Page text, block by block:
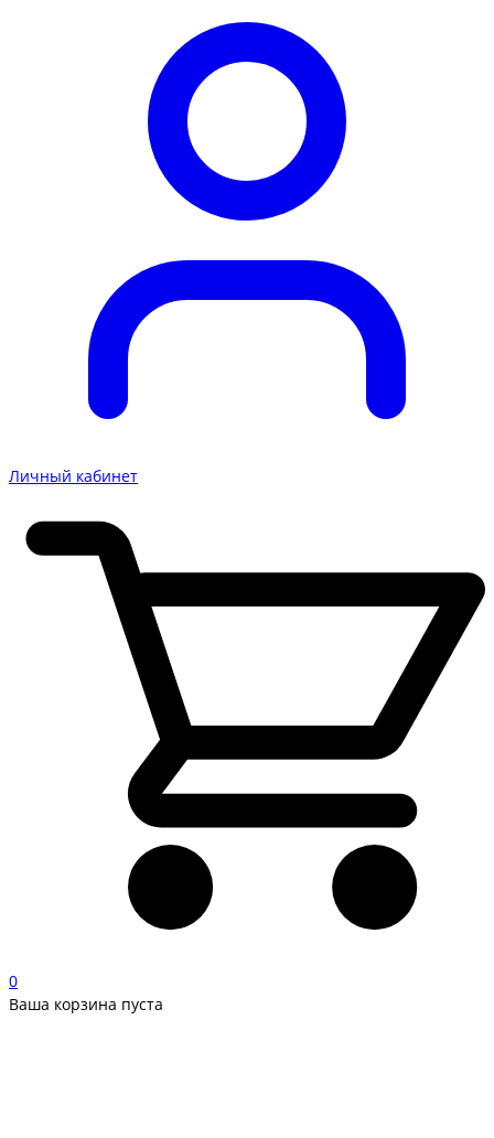
Личный кабинет
0
Ваша корзина пуста